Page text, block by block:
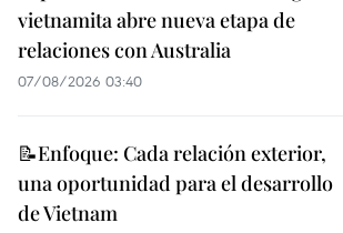
vietnamita abre nueva etapa de
relaciones con Australia
07/08/2026 03:40
📝Enfoque: Cada relación exterior,
una oportunidad para el desarrollo
de Vietnam